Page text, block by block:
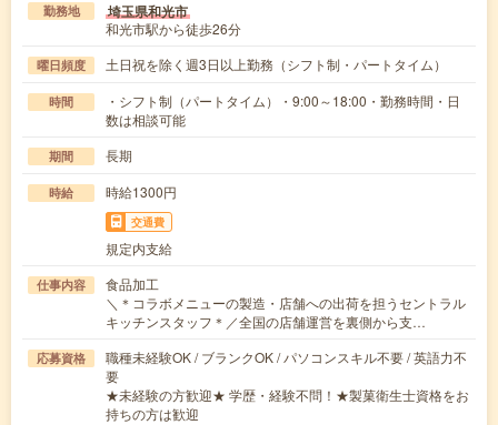
勤務地 埼玉県和光市
和光市駅から徒歩26分
曜日頻度 土日祝を除く週3日以上勤務（シフト制・パートタイム）
時間
・シフト制（パートタイム）・9:00～18:00・勤務時間・日
数は相談可能
期間 長期
時給 時給1300円
交通費
規定内支給
仕事内容
食品加工
＼＊コラボメニューの製造・店舗への出荷を担うセントラル
キッチンスタッフ＊／全国の店舗運営を裏側から支…
応募資格
職種未経験OK / ブランクOK / パソコンスキル不要 / 英語力不
要
★未経験の方歓迎★ 学歴・経験不問！★製菓衛生士資格をお
持ちの方は歓迎